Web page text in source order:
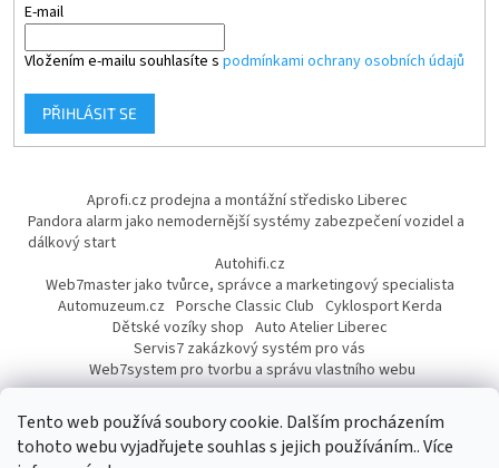
Tento web používá soubory cookie. Dalším procházením
tohoto webu vyjadřujete souhlas s jejich používáním.. Více
E-mail
Vložením e-mailu souhlasíte s podmínkami ochrany osobních údajů
PŘIHLÁSIT SE
Aprofi.cz prodejna a montážní středisko Liberec
Pandora alarm jako nemodernější systémy zabezpečení vozidel a
dálkový start
Autohifi.cz
Web7master jako tvůrce, správce a marketingový specialista
Automuzeum.cz Porsche Classic Club Cyklosport Kerda
Dětské vozíky shop Auto Atelier Liberec
Servis7 zakázkový systém pro vás
Web7system pro tvorbu a správu vlastního webu
Dárek